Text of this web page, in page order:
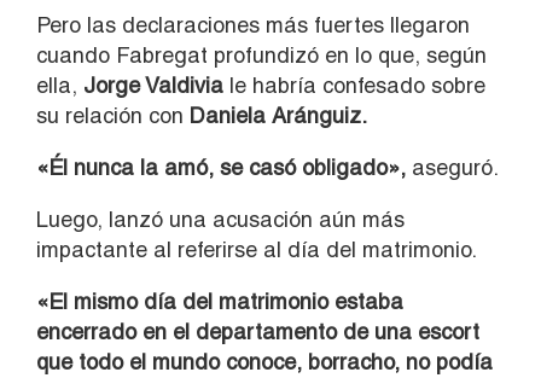
Pero las declaraciones más fuertes llegaron
cuando Fabregat profundizó en lo que, según
ella, Jorge Valdivia le habría confesado sobre
su relación con Daniela Aránguiz.
«Él nunca la amó, se casó obligado», aseguró.
Luego, lanzó una acusación aún más
impactante al referirse al día del matrimonio.
«El mismo día del matrimonio estaba
encerrado en el departamento de una escort
que todo el mundo conoce, borracho, no podía